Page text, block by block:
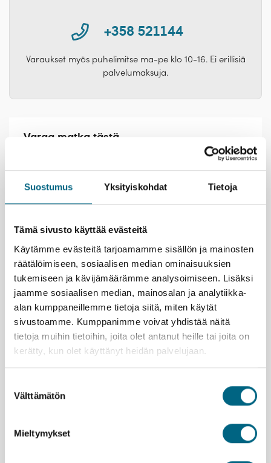
Suostumus Yksityiskohdat Tietoja
Tämä sivusto käyttää evästeitä
Käytämme evästeitä tarjoamamme sisällön ja mainosten
räätälöimiseen, sosiaalisen median ominaisuuksien
tukemiseen ja kävijämäärämme analysoimiseen. Lisäksi
jaamme sosiaalisen median, mainosalan ja analytiikka-
alan kumppaneillemme tietoja siitä, miten käytät
sivustoamme. Kumppanimme voivat yhdistää näitä
tietoja muihin tietoihin, joita olet antanut heille tai joita on
kerätty, kun olet käyttänyt heidän palvelujaan.
valinta
Välttämätön
Mieltymykset
Matkakalenteri
Laivat
+358 521144
Varaukset myös puhelimitse ma-pe klo 10-16. Ei erillisiä
palvelumaksuja.
Varaa matka tästä